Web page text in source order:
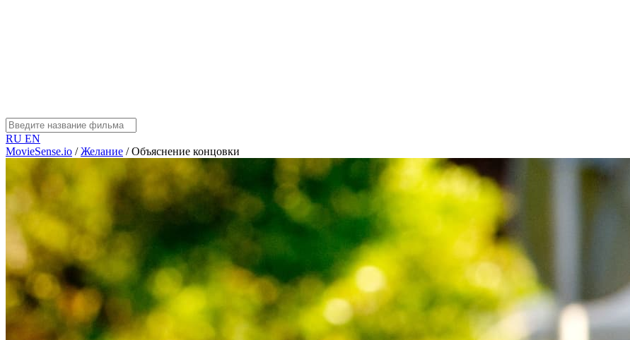
RU EN
MovieSense.io / Желание / Объяснение концовки